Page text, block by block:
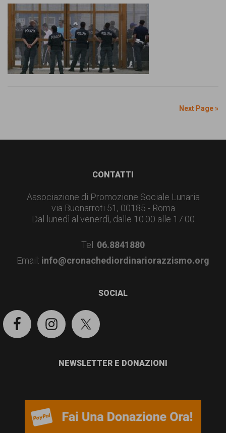
Next Page »
CONTATTI
Associazione di Promozione Sociale Lunaria
via Buonarroti 51, 00185 - Roma
Dal lunedì al venerdì, dalle 10.00 alle 17.00
Tel. 06.8841880
Email: info@cronachediordinariorazzismo.org
SOCIAL
NEWSLETTER E DONAZIONI